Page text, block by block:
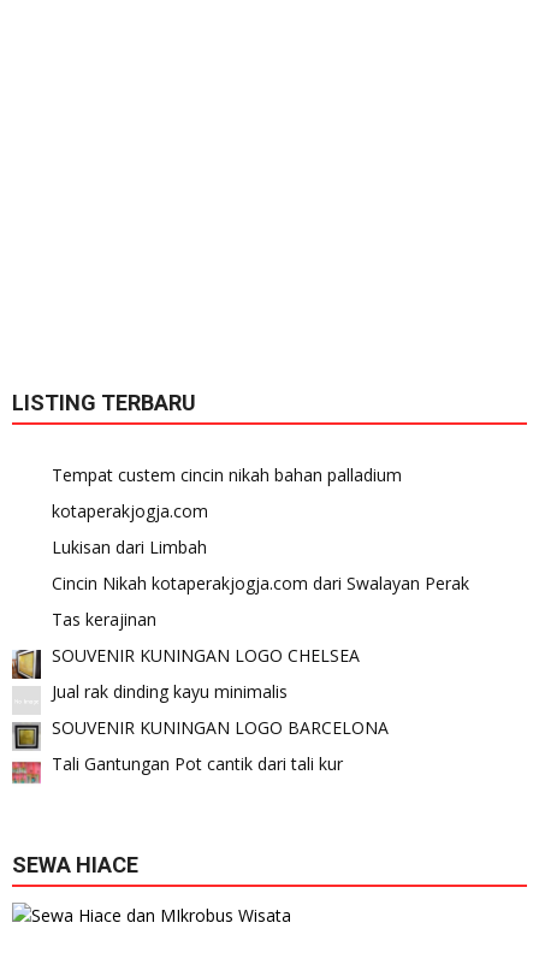
LISTING TERBARU
Tempat custem cincin nikah bahan palladium
kotaperakjogja.com
Lukisan dari Limbah
Cincin Nikah kotaperakjogja.com dari Swalayan Perak
Tas kerajinan
SOUVENIR KUNINGAN LOGO CHELSEA
Jual rak dinding kayu minimalis
SOUVENIR KUNINGAN LOGO BARCELONA
Tali Gantungan Pot cantik dari tali kur
SEWA HIACE